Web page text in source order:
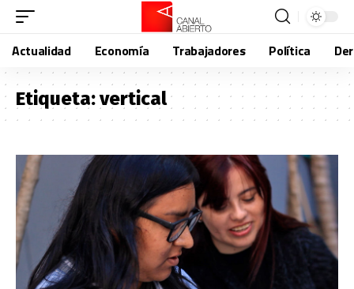
Actualidad Economía Trabajadores Política
Etiqueta:vertical